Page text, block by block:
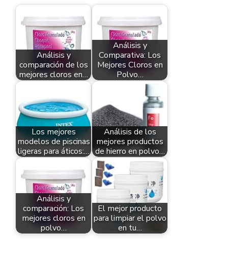
Análisis y
comparación de los
mejores cloros en…
Análisis y
Comparativa: Los
Mejores Cloros en
Polvo…
Los mejores
modelos de piscinas
ligeras para áticos:…
Análisis de los
mejores productos
de hierro en polvo…
Análisis y
comparación: Los
mejores cloros en
polvo…
El mejor producto
para limpiar el polvo
en tu…